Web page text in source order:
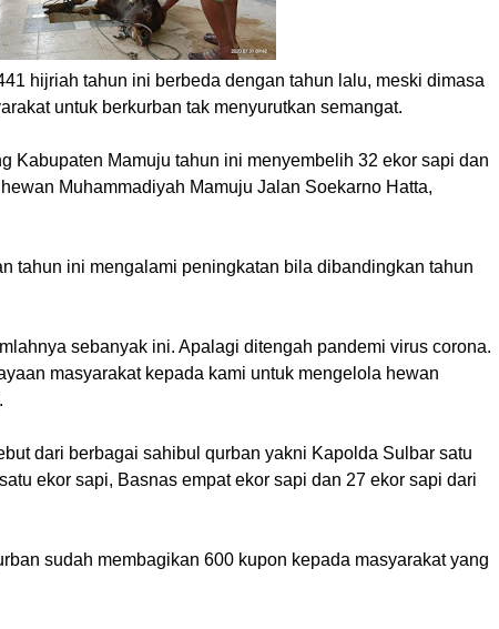
hijriah tahun ini berbeda dengan tahun lalu, meski dimasa
untuk berkurban tak menyurutkan semangat.
Kabupaten Mamuju tahun ini menyembelih 32 ekor sapi dan
Muhammadiyah Mamuju Jalan Soekarno Hatta,
tahun ini mengalami peningkatan bila dibandingkan tahun
sebanyak ini. Apalagi ditengah pandemi virus corona.
masyarakat kepada kami untuk mengelola hewan
dari berbagai sahibul qurban yakni Kapolda Sulbar satu
ekor sapi, Basnas empat ekor sapi dan 27 ekor sapi dari
sudah membagikan 600 kupon kepada masyarakat yang